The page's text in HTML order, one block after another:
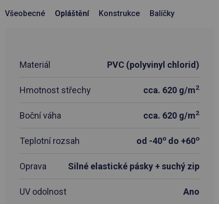
Všeobecné Opláštění Konstrukce Balíčky
Materiál PVC (polyvinyl chlorid)
Hmotnost střechy cca. 620 g/m2
Boční váha cca. 620 g/m2
Teplotní rozsah od -40o do +60o
Oprava Silné elastické pásky + suchý zip
UV odolnost Ano